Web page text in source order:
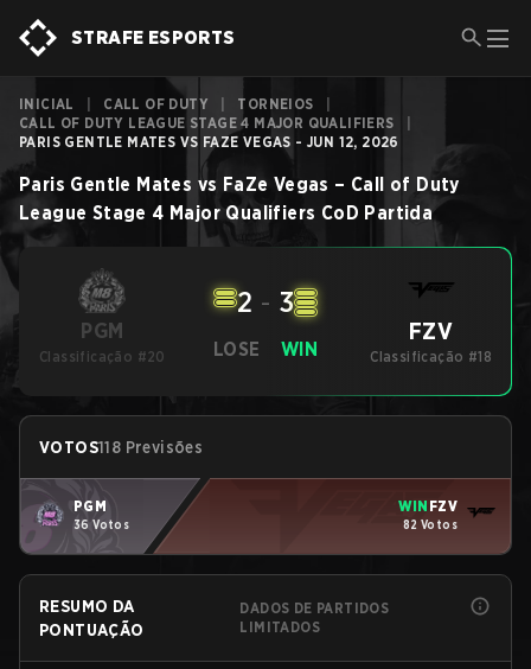
STRAFE ESPORTS
INICIAL CALL OF DUTY TORNEIOS
CALL OF DUTY LEAGUE STAGE 4 MAJOR QUALIFIERS
PARIS GENTLE MATES VS FAZE VEGAS - JUN 12, 2026
Paris Gentle Mates vs FaZe Vegas – Call of Duty
League Stage 4 Major Qualifiers CoD Partida
PGM
Classificação #20 LOSE
2 - 3
WIN
FZV
Classificação #18
VOTOS118 Previsões
PGM
36 Votos
WIN FZV
82 Votos
RESUMO DA
PONTUAÇÃO
DADOS DE PARTIDOS
LIMITADOS